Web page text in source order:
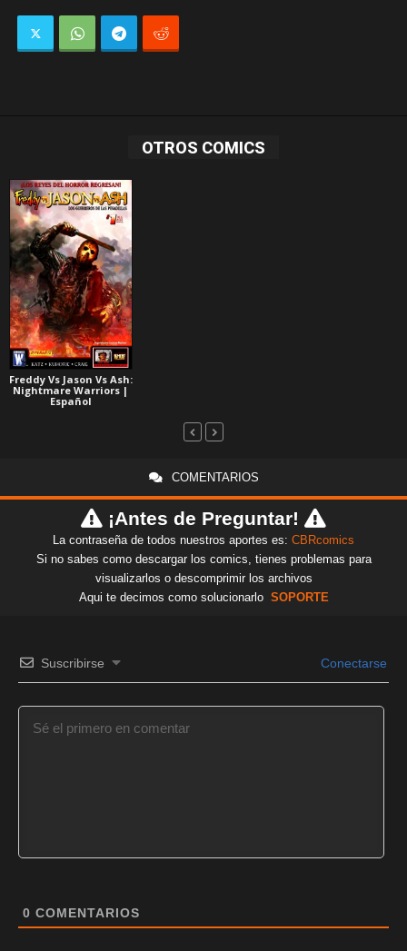
OTROS COMICS
Freddy Vs Jason Vs Ash:
Nightmare Warriors |
Español
COMENTARIOS
¡Antes de Preguntar!
La contraseña de todos nuestros aportes es: CBRcomics
Si no sabes como descargar los comics, tienes problemas para
visualizarlos o descomprimir los archivos
Aqui te decimos como solucionarlo SOPORTE
Suscribirse Conectarse
0 COMENTARIOS